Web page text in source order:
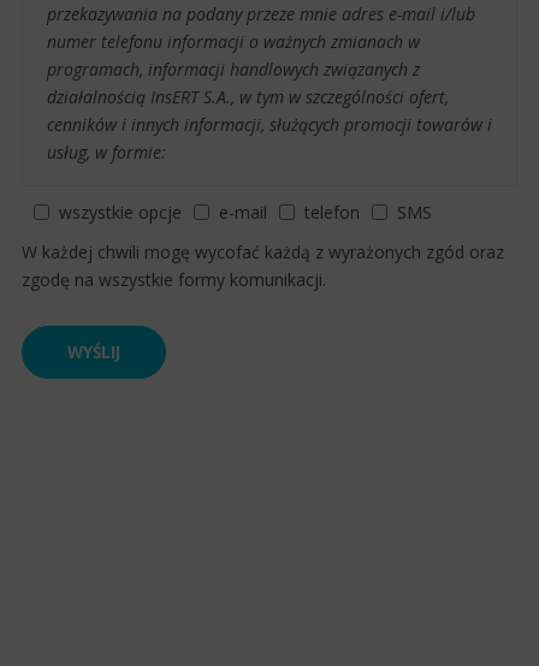
przekazywania na podany przeze mnie adres e-mail i/lub
numer telefonu informacji o ważnych zmianach w
programach, informacji handlowych związanych z
działalnością InsERT S.A., w tym w szczególności ofert,
cenników i innych informacji, służących promocji towarów i
usług, w formie:
wszystkie opcje e-mail telefon
SMS
W każdej chwili mogę wycofać każdą z wyrażonych zgód oraz
zgodę na wszystkie formy komunikacji.